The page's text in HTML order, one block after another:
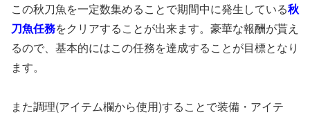
この秋刀魚を一定数集めることで期間中に発生している秋
刀魚任務をクリアすることが出来ます。豪華な報酬が貰え
るので、基本的にはこの任務を達成することが目標となり
ます。
また調理(アイテム欄から使用)することで装備・アイテ